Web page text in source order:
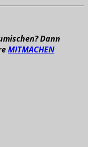
Dann
MITMACHEN